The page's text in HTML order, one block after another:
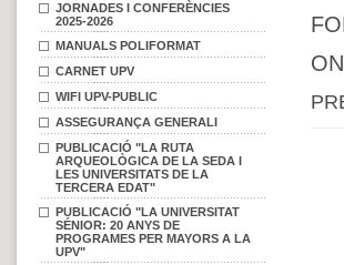
JORNADES I CONFERÈNCIES
2025-2026
MANUALS POLIFORMAT
CARNET UPV
WIFI UPV-PUBLIC
ASSEGURANÇA GENERALI
PUBLICACIÓ "LA RUTA
ARQUEOLÒGICA DE LA SEDA I
LES UNIVERSITATS DE LA
TERCERA EDAT"
PUBLICACIÓ "LA UNIVERSITAT
SÉNIOR: 20 ANYS DE
PROGRAMES PER MAYORS A LA
UPV"